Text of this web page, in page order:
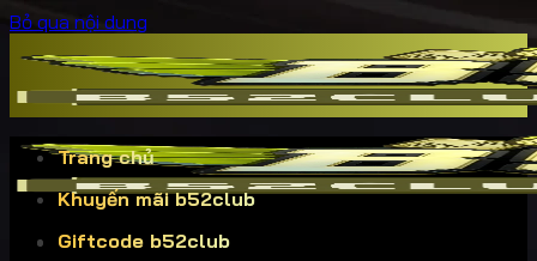
Bỏ qua nội dung
Trang chủ
Khuyến mãi b52club
Giftcode b52club